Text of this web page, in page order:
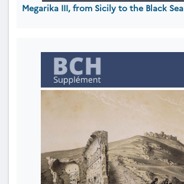
Megarika III, from Sicily to the Black Sea